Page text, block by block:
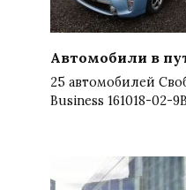
Автомобили в
25 автомобилей
Business 161018-02-